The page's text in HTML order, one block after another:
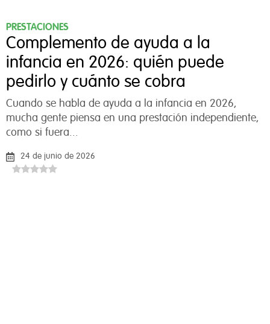
Privacidad y Políticas de Cookies
Tal y como aparece descrito en la Política de Privacidad
este sitio web utiliza cookies propias y de terceros para
ayudarnos a analizar el uso del sitio, mejorar el
rendimiento, personalizar nuestros servicios, contenidos y
anuncios, y fomentar un comercio seguro.
PRESTACIONES
Complemento de ayuda a la
infancia en 2026: quién puede
pedirlo y cuánto se cobra
Cuando se habla de ayuda a la infancia en 2026,
mucha gente piensa en una prestación independiente,
como si fuera...
24 de junio de 2026